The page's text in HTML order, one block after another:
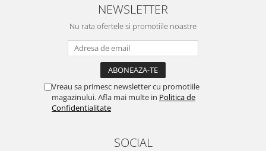
NEWSLETTER
Nu rata ofertele si promotiile noastre
Vreau sa primesc newsletter cu promotiile
magazinului. Afla mai multe in Politica de
Confidentialitate
SOCIAL